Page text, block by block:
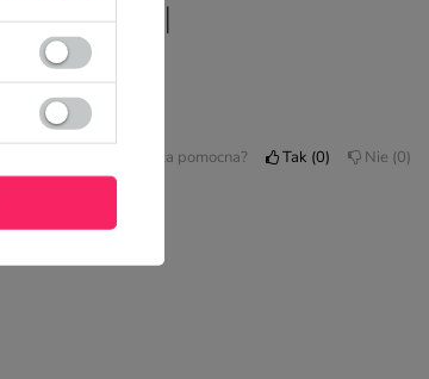
Czy opinia była pomocna? Tak 0 Nie 0